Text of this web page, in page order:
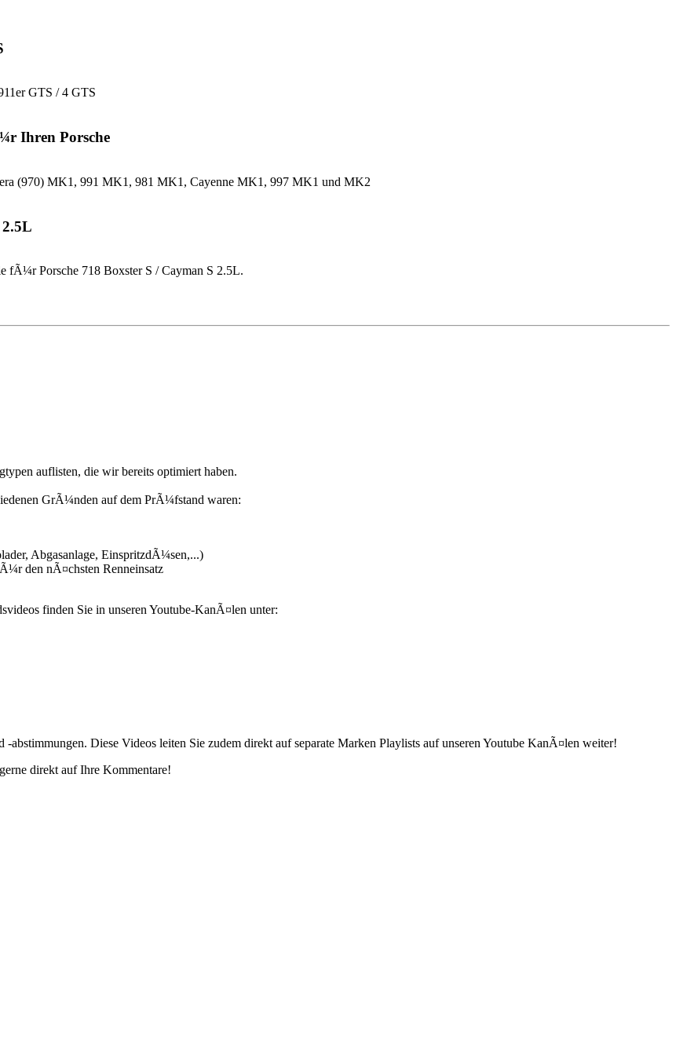
GTS / 4 GTS
Ihren Porsche
(970) MK1, 991 MK1, 981 MK1, Cayenne MK1, 997 MK1 und MK2
fÃ¼r Porsche 718 Boxster S / Cayman S 2.5L.
auflisten, die wir bereits optimiert haben.
GrÃ¼nden auf dem PrÃ¼fstand waren:
Abgasanlage, EinspritzdÃ¼sen,...)
den nÃ¤chsten Renneinsatz
finden Sie in unseren Youtube-KanÃ¤len unter:
abstimmungen. Diese Videos leiten Sie zudem direkt auf separate Marken Playlists auf unseren Youtube KanÃ¤len weiter!
direkt auf Ihre Kommentare!